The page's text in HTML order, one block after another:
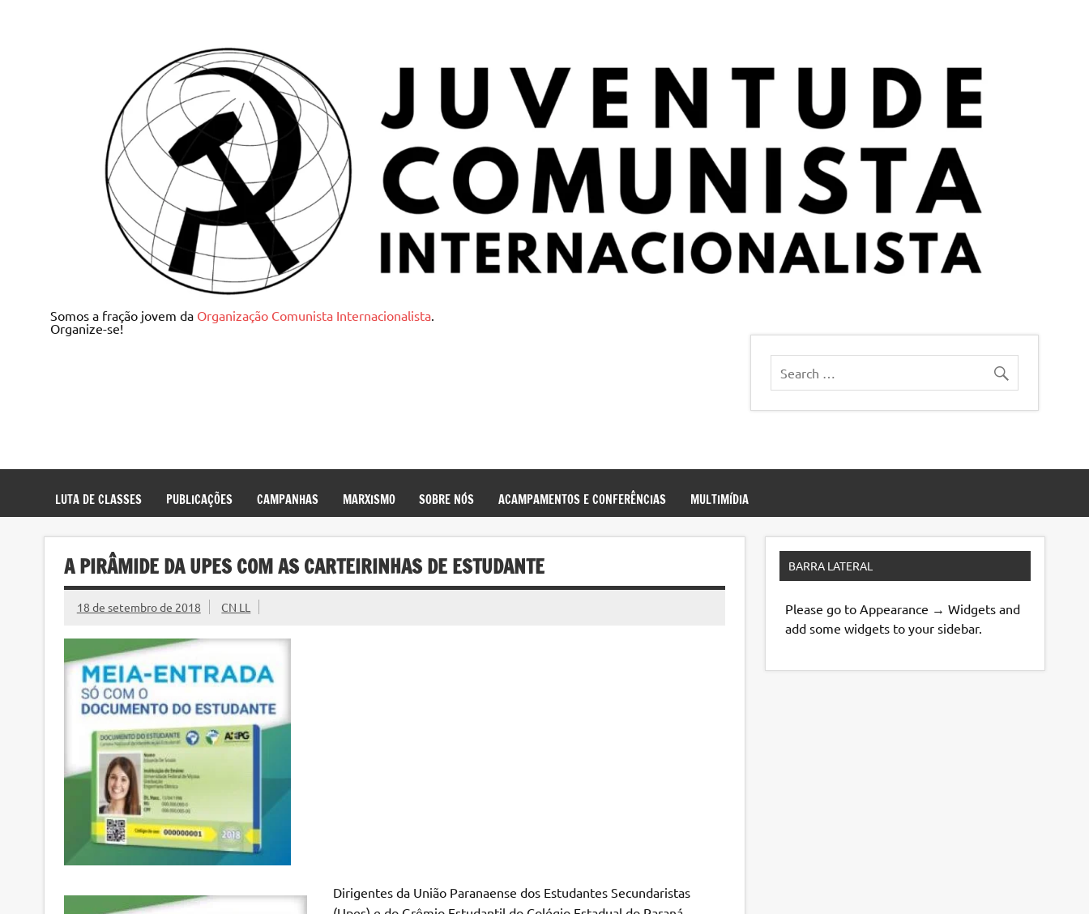
Juventude Comunista Internacionalista
Somos a fração jovem da Organização Comunista Internacionalista.
Organize-se!
LUTA DE CLASSES PUBLICAÇÕES CAMPANHAS MARXISMO SOBRE NÓS ACAMPAMENTOS E CONFERÊNCIAS MULTIMÍDIA
A PIRÂMIDE DA UPES COM AS CARTEIRINHAS DE ESTUDANTE
18 de setembro de 2018 CN LL
Dirigentes da União Paranaense dos Estudantes Secundaristas
BARRA LATERAL
Please go to Appearance → Widgets and
add some widgets to your sidebar.